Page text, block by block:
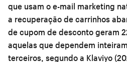
que usam o e-mail marketing
a recuperação de carrinhos
de cupom de desconto geram
aquelas que dependem
terceiros, segundo a Klaviyo